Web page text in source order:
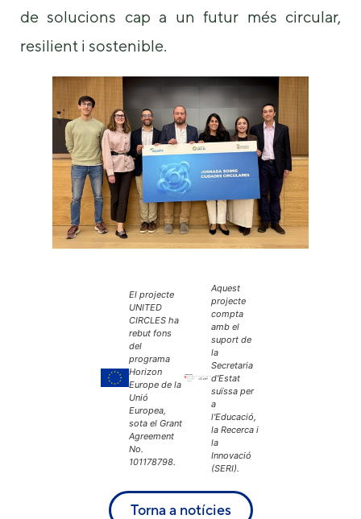
de solucions cap a un futur més circular,
resilient i sostenible.
El projecte
UNITED
CIRCLES ha
rebut fons
del
programa
Horizon
Europe de la
Unió
Europea,
sota el Grant
Agreement
No.
101178798.
Aquest
projecte
compta
amb el
suport de
la
Secretaria
d'Estat
suïssa per
a
l'Educació,
la Recerca i
la
Innovació
(SERI).
Torna a notícies